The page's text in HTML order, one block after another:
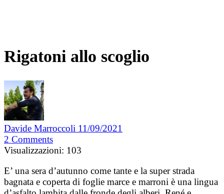
Rigatoni allo scoglio
Davide Marroccoli 11/09/2021
2 Comments
Visualizzazioni: 103
E’ una sera d’autunno come tante e la super strada
bagnata e coperta di foglie marce e marroni è una lingua